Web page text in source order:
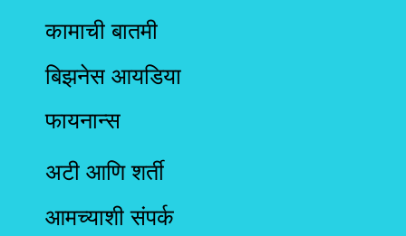
कामाची बातमी
बिझनेस आयडिया
फायनान्स
अटी आणि शर्ती
आमच्याशी संपर्क